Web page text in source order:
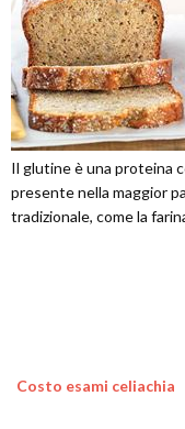
Il glutine è una proteina
presente nella maggior
tradizionale, come la
Costo esami celiachia